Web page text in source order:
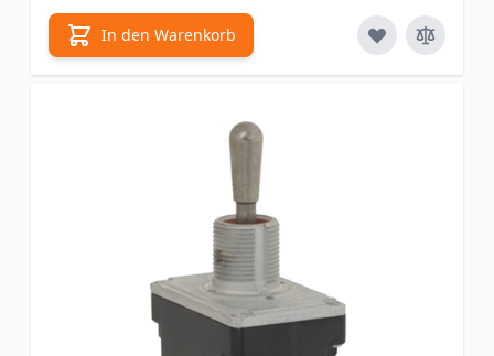
In den Warenkorb